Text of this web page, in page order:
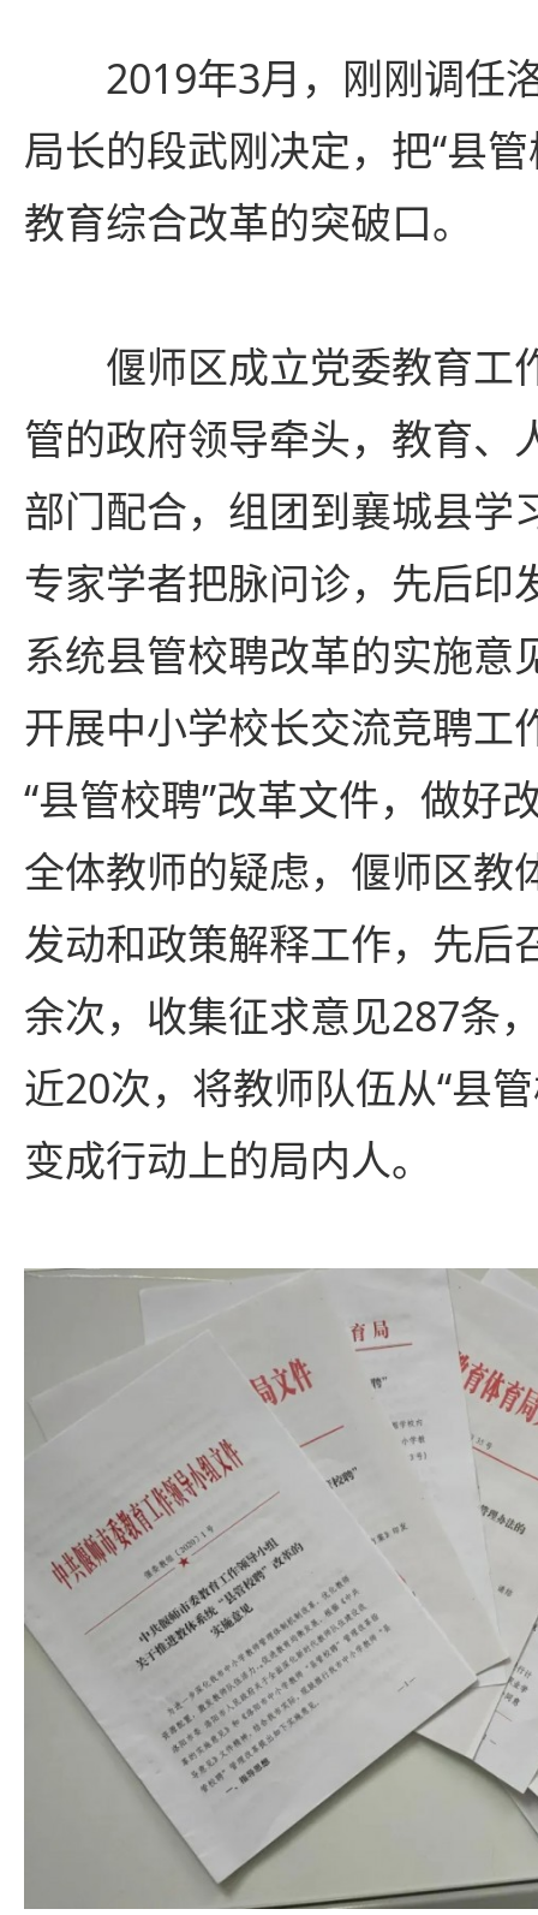
2019年3月，刚刚调任
局长的段武刚决定，把“县
教育综合改革的突破口。
偃师区成立党委教育工
管的政府领导牵头，教育、
部门配合，组团到襄城县学
专家学者把脉问诊，先后印
系统县管校聘改革的实施意
开展中小学校长交流竞聘工
“县管校聘”改革文件，做好
全体教师的疑虑，偃师区教
发动和政策解释工作，先后
余次，收集征求意见287条
近20次，将教师队伍从“县
变成行动上的局内人。